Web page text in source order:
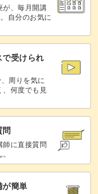
16:48
22:16
25:00
が、毎月開講
自分のお気に
受けられ
周りを気に
、何度でも見
問
師に直接質問
簡単